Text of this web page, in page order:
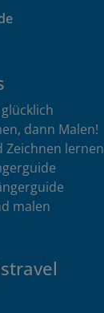
dann Malen!
Zeichnen lernen
malen